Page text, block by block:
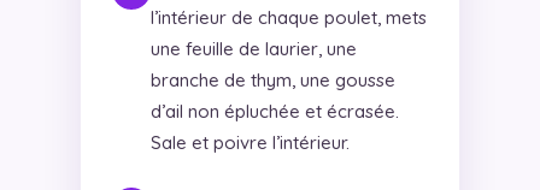
l’intérieur de chaque poulet, mets
une feuille de laurier, une
branche de thym, une gousse
d’ail non épluchée et écrasée.
Sale et poivre l’intérieur.